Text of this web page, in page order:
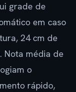
grade de
em caso
24 cm de
Nota média de
o
rápido,